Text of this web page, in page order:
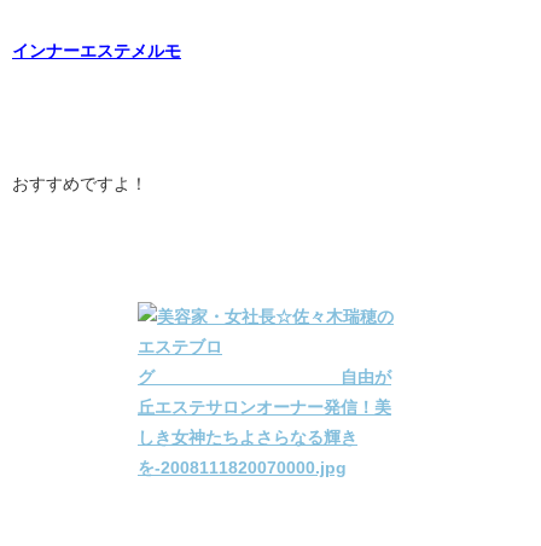
インナーエステメルモ
おすすめですよ！